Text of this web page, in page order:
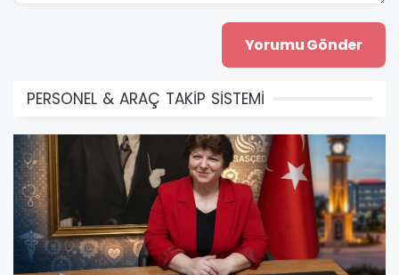
PERSONEL & ARAÇ TAKİP SİSTEMİ